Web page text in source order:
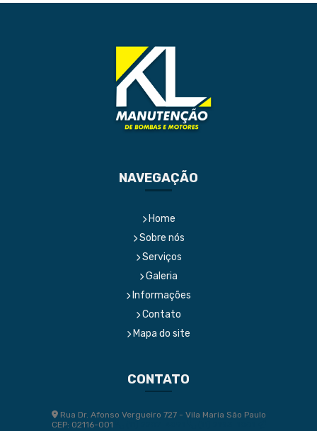
NAVEGAÇÃO
Home
Sobre nós
Serviços
Galeria
Informações
Contato
Mapa do site
CONTATO
Rua Dr. Afonso Vergueiro 727 - Vila Maria São Paulo
CEP: 02116-001